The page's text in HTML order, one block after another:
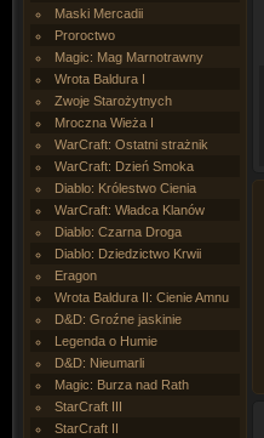
Maski Mercadii
Proroctwo
Magic: Mag Marnotrawny
Wrota Baldura I
Zwoje Starożytnych
Mroczna Wieża I
WarCraft: Ostatni strażnik
WarCraft: Dzień Smoka
Diablo: Królestwo Cienia
WarCraft: Władca Klanów
Diablo: Czarna Droga
Diablo: Dziedzictwo Krwii
Eragon
Wrota Baldura II: Cienie Amnu
D&D: Groźne jaskinie
Legenda o Humie
D&D: Nieumarli
Magic: Burza nad Rath
StarCraft III
StarCraft II